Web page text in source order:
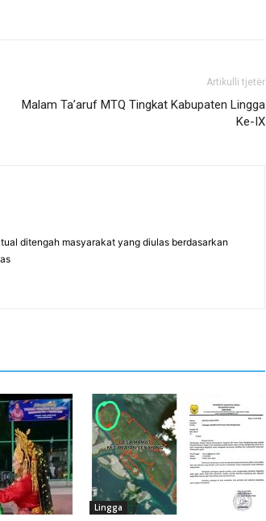
Artikulli tjetër
Malam Ta’aruf MTQ Tingkat Kabupaten Lingga
Ke-IX
ditengah masyarakat yang diulas berdasarkan
Lingga